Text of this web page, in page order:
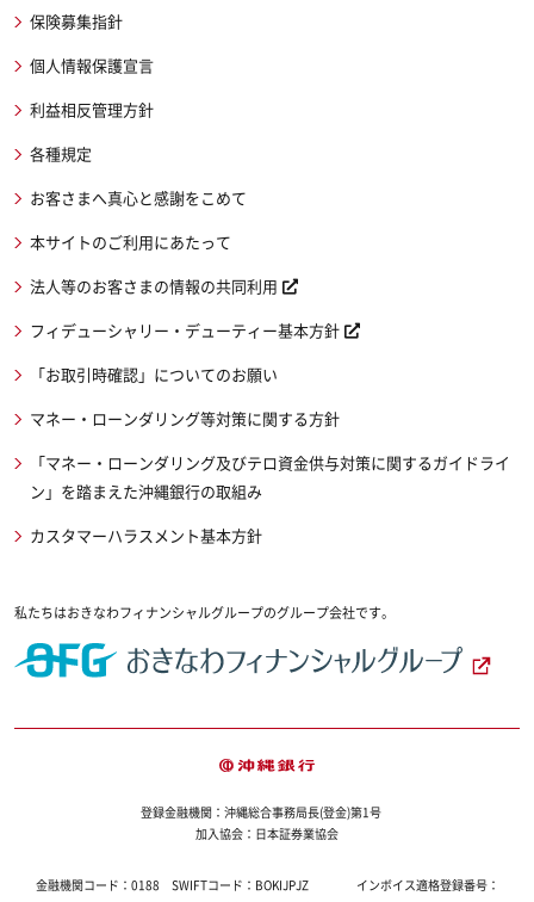
私たちはおきなわフィナンシャルグループのグループ会社です。
保険募集指針
個人情報保護宣言
利益相反管理方針
各種規定
お客さまへ真心と感謝をこめて
本サイトのご利用にあたって
法人等のお客さまの情報の共同利用
フィデューシャリー・デューティー基本方針
「お取引時確認」についてのお願い
マネー・ローンダリング等対策に関する方針
「マネー・ローンダリング及びテロ資金供与対策に関するガイドライ
ン」を踏まえた沖縄銀行の取組み
カスタマーハラスメント基本方針
登録金融機関：沖縄総合事務局長(登金)第1号
加入協会：日本証券業協会
金融機関コード： 0188 SWIFTコード： BOKIJPJZ
インボイス適格登録番号：